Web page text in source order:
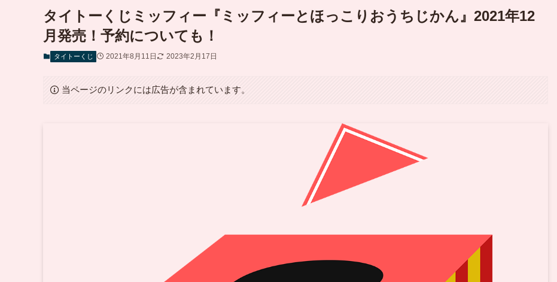
タイトーくじミッフィー『ミッフィーとほっこりおうちじかん』2021年12
月発売！予約についても！
タイトーくじ 2021年8月11日 2023年2月17日
当ページのリンクには広告が含まれています。